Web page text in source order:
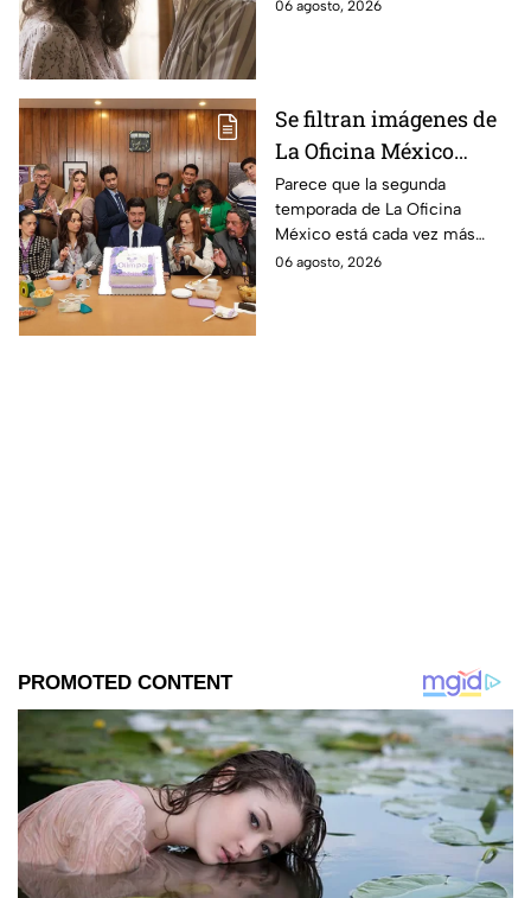
la película
06 agosto, 2026
Se filtran imágenes de
La Oficina México
temporada 2 y un
detalle desata teorías
entre los fans
Parece que la segunda
temporada de La Oficina
México está cada vez más
cerca, pues el elenco ya se
06 agosto, 2026